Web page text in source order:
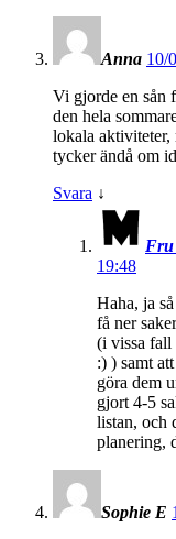
Anna 10/
Vi gjorde en sån
den hela
lokala aktiviteter,
tycker ändå om
Svara ↓
Fru
19:48
Haha, ja
få ner
(i vissa fall
:) ) samt
göra dem
gjort 4-5
listan, och
planering,
Sophie E